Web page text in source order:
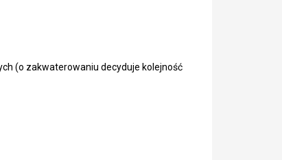
(o zakwaterowaniu decyduje kolejność